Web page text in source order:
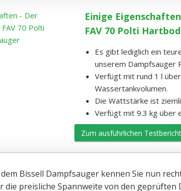
Einige
FAV 70 Polti
Es gibt lediglich ein
unserem Dampfsauger
Verfügt mit rund 1 l
Wassertankvolumen.
Die Wattstärke ist
Verfügt mit 9.3 kg über
Zum ausführlichen Testbericht
Bissell Dampfsauger kennen Sie nun
die preisliche Spannweite von den geprüften